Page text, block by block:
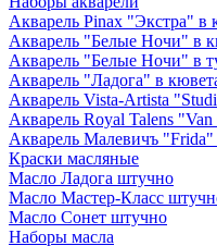
Акварель Pinax "Экстра" в
Акварель "Белые Ночи" в
Акварель "Белые Ночи" в
Акварель "Ладога" в
Акварель Vista-Artista
Акварель Royal Talens
Акварель Малевичъ "Frida"
Краски масляные
Масло Ладога штучно
Масло Мастер-Класс
Масло Сонет штучно
Наборы масла